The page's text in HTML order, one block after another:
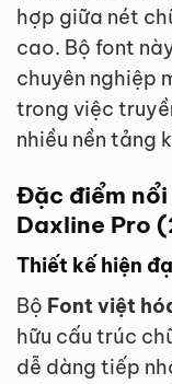
hợp giữa nét
cao. Bộ font
chuyên nghiệp
trong việc
nhiều nền tảng
Đặc điểm
Daxline Pro
Thiết kế hiện
Bộ Font việt
hữu cấu trúc
dễ dàng tiếp